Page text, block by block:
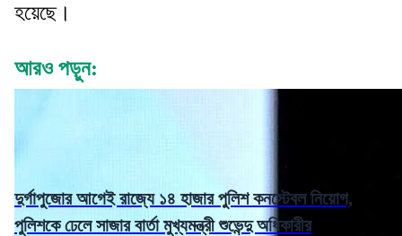
হয়েছে।
আরও পড়ুন:
দুর্গাপুজোর আগেই রাজ্যে ১৪ হাজার পুলিশ কনস্টেবল নিয়োগ,
পুলিশকে ঢেলে সাজার বার্তা মুখ্যমন্ত্রী শুভেন্দু অধিকারীর